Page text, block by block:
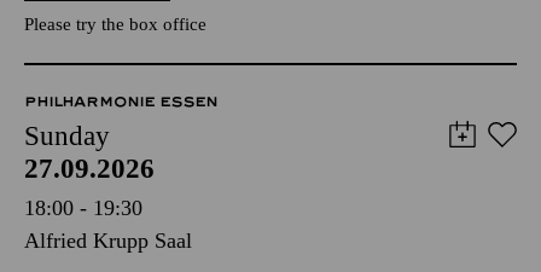
Please try the box office
PHILHARMONIE ESSEN
Sunday
27.09.2026
18:00 - 19:30
Alfried Krupp Saal